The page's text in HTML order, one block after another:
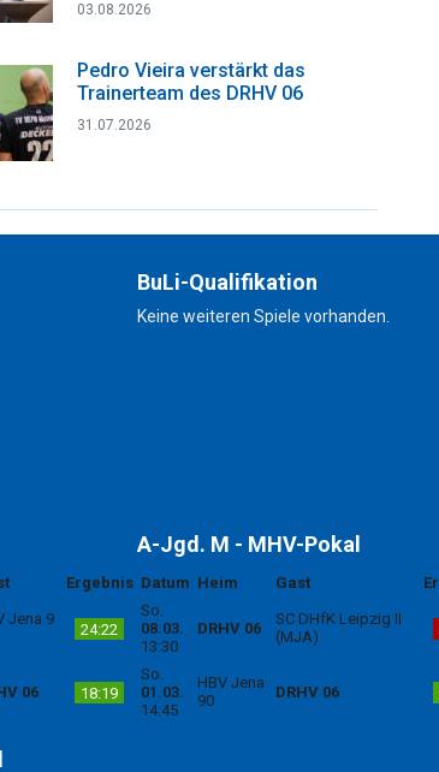
03.08.2026
Pedro Vieira verstärkt das
Trainerteam des DRHV 06
31.07.2026
BuLi-Qualifikation
Keine weiteren Spiele vorhanden.
Ergebnis
Jena 9
24:22
06 18:19
A-Jgd. M - MHV-Pokal
Datum Heim Gast
So.
08.03.
13:30
DRHV 06
SC DHfK Leipzig II
(MJA)
So.
01.03.
14:45
HBV Jena
90
DRHV 06